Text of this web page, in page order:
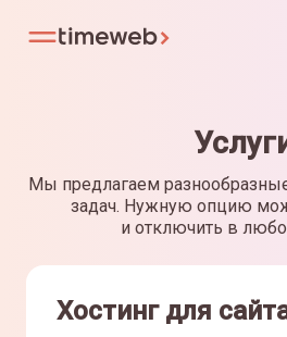
Мы предлагаем
задач. Нужную опцию
и отключить в
Хостинг для